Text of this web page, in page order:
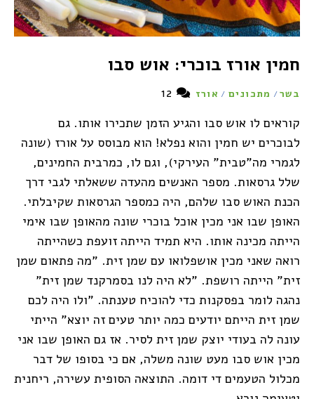
חמין אורז בוכרי: אוש סבו
בשר / מתכונים / אורז 12
קוראים לו אוש סבו והגיע הזמן שתכירו אותו. גם
לבוכרים יש חמין והוא נפלא! הוא מבוסס על אורז (שונה
לגמרי מה"טבית" העירקי), וגם לו, כמרבית החמינים,
שלל גרסאות. מספר האנשים מהעדה ששאלתי לגבי דרך
הכנת האוש סבו שלהם, היה כמספר הגרסאות שקיבלתי.
האופן שבו אני מכין אוכל בוכרי שונה מהאופן שבו אימי
הייתה מכינה אותו. היא תמיד הייתה זועפת כשהייתה
רואה שאני מכין אושפלואו עם שמן זית. "מה פתאום שמן
זית" הייתה רושפת. "לא היה לנו בסמרקנד שמן זית"
נהגה לומר בפסקנות כדי להוכיח טענתה. "ולו היה לכם
שמן זית הייתם יודעים כמה יותר טעים זה יוצא" הייתי
עונה לה בעודי יוצק שמן זית לסיר. אז גם האופן שבו אני
מכין אוש סבו מעט שונה משלה, אם כי בסופו של דבר
מכלול הטעמים די דומה. התוצאה הסופית עשירה, ריחנית